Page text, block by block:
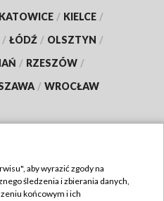
KATOWICE / KIELCE /
/ ŁÓDŹ / OLSZTYN /
/ RZESZÓW /
/ WROCŁAW
TVP
aby wyrazić zgody na
śledzenia i zbierania danych,
końcowym i ich